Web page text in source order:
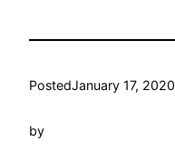
PostedJanuary 17, 2020
by